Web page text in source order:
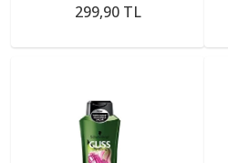
299,90 TL